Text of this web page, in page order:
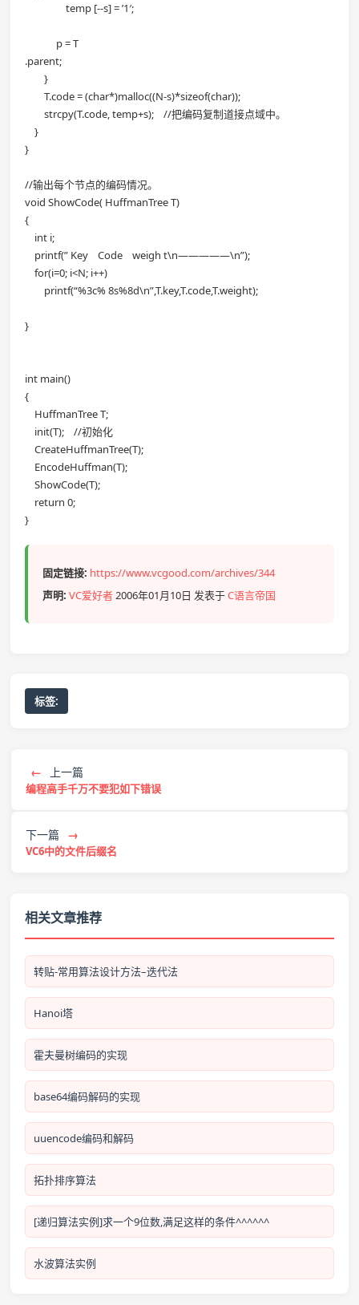
temp [--s] = ’1′;
p = T
.parent;
}
T.code = (char*)malloc((N-s)*sizeof(char));
strcpy(T.code, temp+s); //把编码复制道接点域中。
}
}
//输出每个节点的编码情况。
void ShowCode( HuffmanTree T)
{
int i;
printf(” Key Code weigh t\n—————\n”);
for(i=0; i<N; i++)
printf(“%3c% 8s%8d\n”,T.key,T.code,T.weight);
}
int main()
{
HuffmanTree T;
init(T); //初始化
CreateHuffmanTree(T);
EncodeHuffman(T);
ShowCode(T);
return 0;
}
固定链接: https://www.vcgood.com/archives/344
声明: VC爱好者2006年01月10日 发表于C语言帝国
标签:
← 上一篇
编程高手千万不要犯如下错误
下一篇 →
VC6中的文件后缀名
相关文章推荐
转贴-常用算法设计方法–迭代法
Hanoi塔
霍夫曼树编码的实现
base64编码解码的实现
uuencode编码和解码
拓扑排序算法
[递归算法实例]求一个9位数,满足这样的条件^^^^^^
水波算法实例